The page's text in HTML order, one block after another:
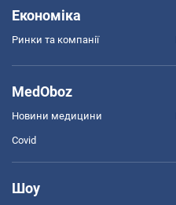
Економіка
Ринки та компанії
MedOboz
Новини медицини
Covid
Шоу